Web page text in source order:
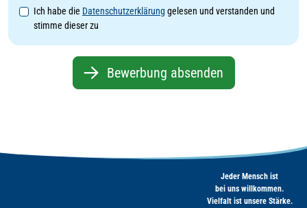
Ich habe die Datenschutzerklärung gelesen und verstanden und
stimme dieser zu
Bewerbung absenden
Jeder Mensch ist
bei uns willkommen.
Vielfalt ist unsere Stärke.